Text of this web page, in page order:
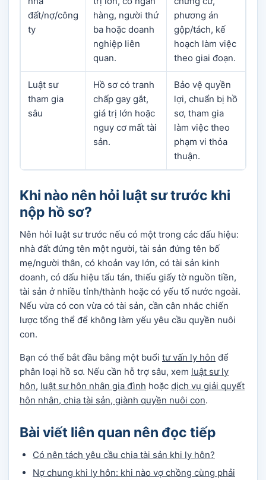
đất/nợ/công
ty
hàng, người thứ
ba hoặc doanh
nghiệp liên
quan.
phương án
gộp/tách, kế
hoạch làm việc
theo giai đoạn.
Luật sư
tham gia
sâu
Hồ sơ có tranh
chấp gay gắt,
giá trị lớn hoặc
nguy cơ mất tài
sản.
Bảo vệ quyền
lợi, chuẩn bị hồ
sơ, tham gia
làm việc theo
phạm vi thỏa
thuận.
Khi nào nên hỏi luật sư trước khi
nộp hồ sơ?
Nên hỏi luật sư trước nếu có một trong các dấu hiệu:
nhà đất đứng tên một người, tài sản đứng tên bố
mẹ/người thân, có khoản vay lớn, có tài sản kinh
doanh, có dấu hiệu tẩu tán, thiếu giấy tờ nguồn tiền,
tài sản ở nhiều tỉnh/thành hoặc có yếu tố nước ngoài.
Nếu vừa có con vừa có tài sản, cần cân nhắc chiến
lược tổng thể để không làm yếu yêu cầu quyền nuôi
con.
Bạn có thể bắt đầu bằng một buổi tư vấn ly hôn để
phân loại hồ sơ. Nếu cần hỗ trợ sâu, xem luật sư ly
hôn, luật sư hôn nhân gia đình hoặc dịch vụ giải quyết
hôn nhân, chia tài sản, giành quyền nuôi con.
Bài viết liên quan nên đọc tiếp
Có nên tách yêu cầu chia tài sản khi ly hôn?
Nợ chung khi ly hôn: khi nào vợ chồng cùng phải